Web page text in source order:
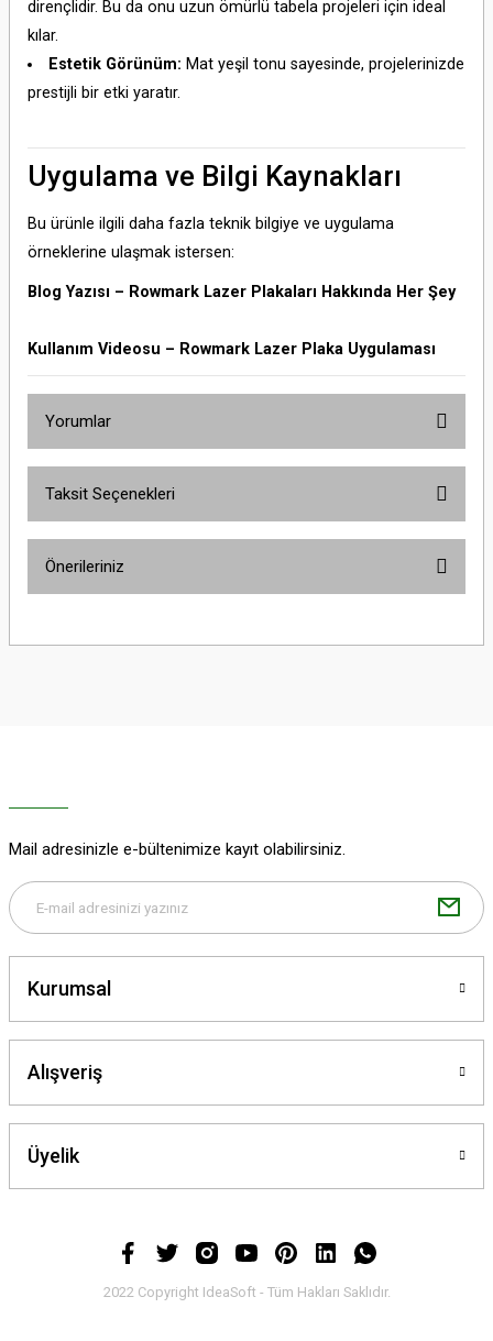
dirençlidir. Bu da onu uzun ömürlü tabela projeleri için ideal
kılar.
Estetik Görünüm: Mat yeşil tonu sayesinde, projelerinizde
prestijli bir etki yaratır.
Uygulama ve Bilgi Kaynakları
Bu ürünle ilgili daha fazla teknik bilgiye ve uygulama
örneklerine ulaşmak istersen:
Blog Yazısı – Rowmark Lazer Plakaları Hakkında Her Şey
Kullanım Videosu – Rowmark Lazer Plaka Uygulaması
Yorumlar
Taksit Seçenekleri
Önerileriniz
yetersiz gördüğünüz noktaları öneri formunu kullanarak tarafımıza
Bu ürüne benzer farklı alternatifler olmalı.
Mail adresinizle e-bültenimize kayıt olabilirsiniz.
Kurumsal
Alışveriş
Üyelik
2022 Copyright IdeaSoft - Tüm Hakları Saklıdır.